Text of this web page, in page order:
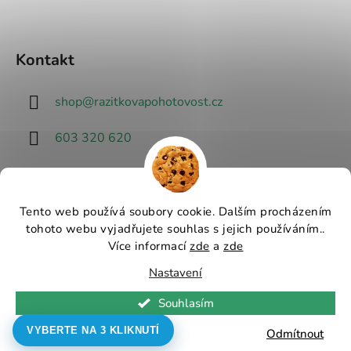
Tento web používá soubory cookie. Dalším procházením
tohoto webu vyjadřujete souhlas s jejich používáním..
Více informací zde a zde
Nastavení
Odmítnout
Souhlasím
Kontakt
shop@razitkovapohotovost.cz
603 320 620
Návrhář designu
Vytvořil Shoptet
Razítková pohotovost - nejlevnější
razítka v ČR. Všechna práva vyhrazena.
Upravit
nastavení cookies
VYBERTE NA 3 KLIKNUTÍ